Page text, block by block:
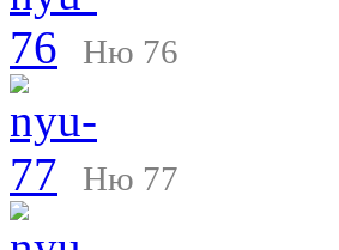
Ню 76
Ню 77